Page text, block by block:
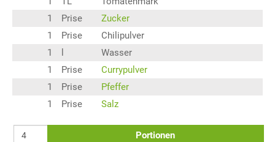
1
Prise
Zucker
1
Prise
Chilipulver
1
Wasser
1
Prise
Currypulver
1
Prise
Pfeffer
1
Prise Salz
Portionen